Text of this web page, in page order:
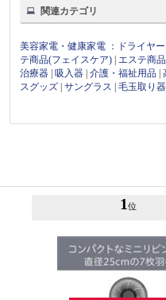
関連カテゴリ
美容家電・健康家電 ： ドライヤー
テ商品(フェイスケア)
エステ商
治療器 |吸入器 |介護・福祉用品 |
スグッズ |サングラス |毛玉取り器
1 位